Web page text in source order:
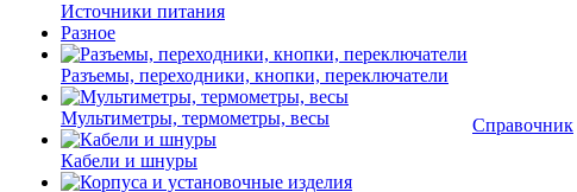
Источники питания
Разное
Разъемы, переходники, кнопки, переключатели
Мультиметры, термометры, весы
Кабели и шнуры
Справочник